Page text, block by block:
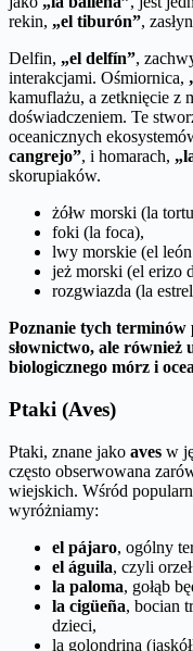
rekin, „el tiburón”,
Delfin, „el delfín”,
interakcjami. Ośmiornica,
kamuflażu, a zetknięcie z
doświadczeniem. Te
oceanicznych
cangrejo”, i homarach,
skorupiaków.
żółw morski (la
foki (la foca),
lwy morskie (el
jeż morski (el erizo
rozgwiazda (la
Poznanie tych terminów
słownictwo, ale również
biologicznego mórz i
Ptaki (Aves)
Ptaki, znane jako aves w
często obserwowana
wiejskich. Wśród
wyróżniamy:
el pájaro, ogólny
el águila, czyli
la paloma, gołąb
la cigüeña, bocian
dzieci,
la golondrina